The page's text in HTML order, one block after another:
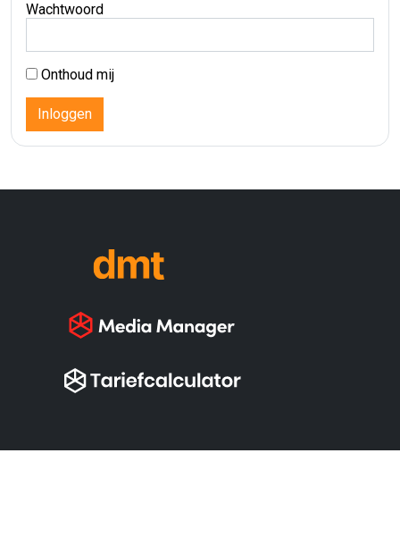
Wachtwoord
Onthoud mij